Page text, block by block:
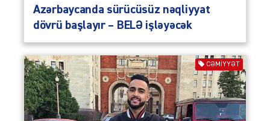
Azərbaycanda sürücüsüz nəqliyyat
dövrü başlayır – BELƏ işləyəcək
CƏMIYYƏT